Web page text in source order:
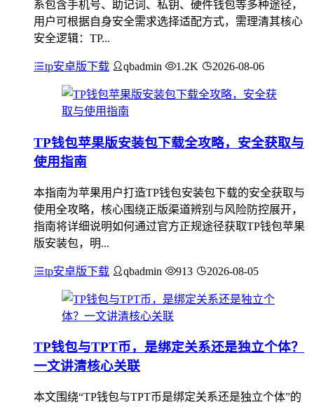
系包含手机号、助记词、私钥、硬件钱包等多种途径，
用户可根据自身安全需求选择适配方式，需理清其核心
安全逻辑：TP...
tp安卓版下载 qbadmin 1.2K 2026-08-06
TP钱包苹果版安装包下载全攻略，安全获取与
使用指南
本指南为苹果用户打造TP钱包安装包下载的安全获取与
使用全攻略，核心围绕正版渠道辨别与风险防控展开，
指南将详细说明如何通过官方正规途径获取TP钱包苹果
版安装包，明...
tp安卓版下载 qbadmin 913 2026-08-05
TP钱包与TPT币，是绑定关系还是独立个体？
一文讲清核心关联
本文围绕“TP钱包与TPT币是绑定关系还是独立个体”的